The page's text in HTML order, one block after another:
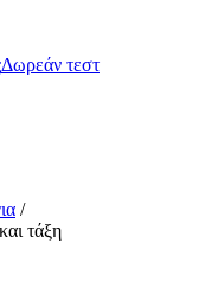
Δωρεάν τεστ
/
τάξη